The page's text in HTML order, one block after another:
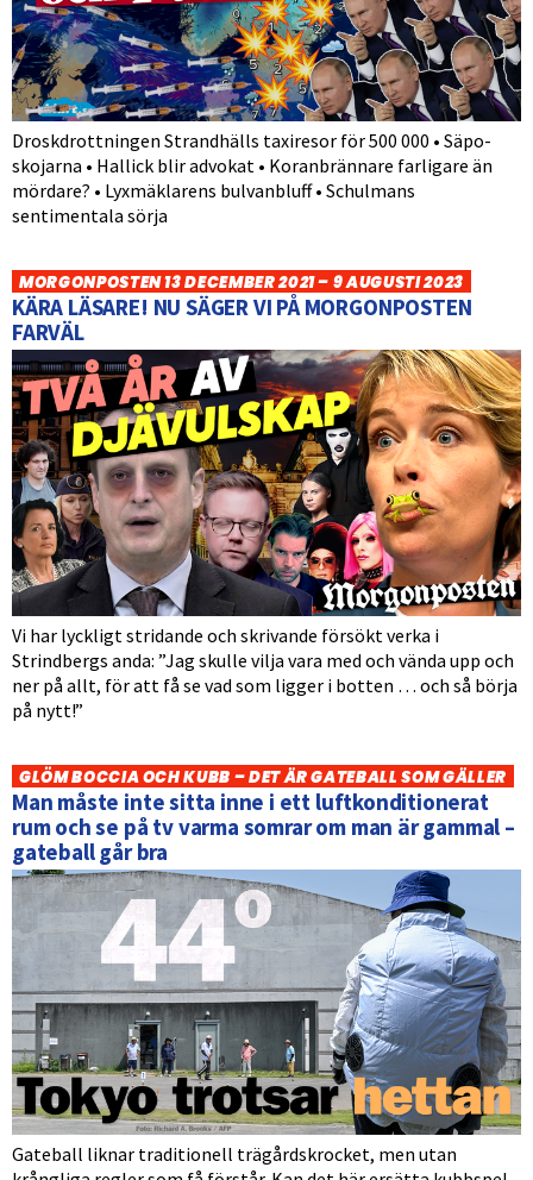
Droskdrottningen Strandhälls taxiresor för 500 000 • Säpo-
skojarna • Hallick blir advokat • Koranbrännare farligare än
mördare? • Lyxmäklarens bulvanbluff • Schulmans
sentimentala sörja
MORGONPOSTEN 13 DECEMBER 2021 – 9 AUGUSTI 2023
KÄRA LÄSARE! NU SÄGER VI PÅ MORGONPOSTEN
FARVÄL
Vi har lyckligt stridande och skrivande försökt verka i
Strindbergs anda: ”Jag skulle vilja vara med och vända upp och
ner på allt, för att få se vad som ligger i botten … och så börja
på nytt!”
GLÖM BOCCIA OCH KUBB – DET ÄR GATEBALL SOM GÄLLER
Man måste inte sitta inne i ett luftkonditionerat
rum och se på tv varma somrar om man är gammal –
gateball går bra
Gateball liknar traditionell trägårdskrocket, men utan